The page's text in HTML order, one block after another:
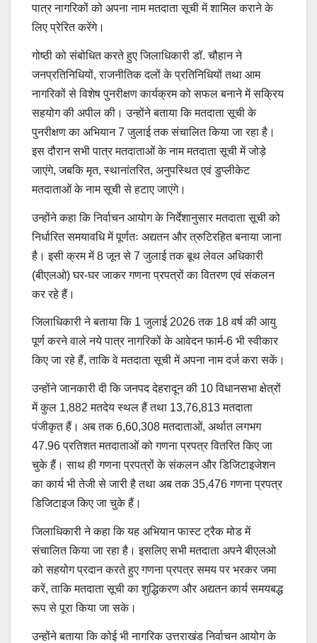
पात्र नागरिकों को अपना नाम मतदाता सूची में शामिल कराने के
लिए प्रेरित करेंगे।
गोष्ठी को संबोधित करते हुए जिलाधिकारी डॉ. चौहान ने
जनप्रतिनिधियों, राजनीतिक दलों के प्रतिनिधियों तथा आम
नागरिकों से विशेष पुनरीक्षण कार्यक्रम को सफल बनाने में सक्रिय
सहयोग की अपील की। उन्होंने बताया कि मतदाता सूची के
पुनरीक्षण का अभियान 7 जुलाई तक संचालित किया जा रहा है।
इस दौरान सभी पात्र मतदाताओं के नाम मतदाता सूची में जोड़े
जाएंगे, जबकि मृत, स्थानांतरित, अनुपस्थित एवं डुप्लीकेट
मतदाताओं के नाम सूची से हटाए जाएंगे।
उन्होंने कहा कि निर्वाचन आयोग के निर्देशानुसार मतदाता सूची को
निर्धारित समयावधि में पूर्णतः अद्यतन और त्रुटिरहित बनाया जाना
है। इसी क्रम में 8 जून से 7 जुलाई तक बूथ लेवल अधिकारी
(बीएलओ) घर-घर जाकर गणना प्रपत्रों का वितरण एवं संकलन
कर रहे हैं।
जिलाधिकारी ने बताया कि 1 जुलाई 2026 तक 18 वर्ष की आयु
पूर्ण करने वाले नये पात्र नागरिकों के आवेदन फार्म-6 भी स्वीकार
किए जा रहे हैं, ताकि वे मतदाता सूची में अपना नाम दर्ज करा सकें।
उन्होंने जानकारी दी कि जनपद देहरादून की 10 विधानसभा क्षेत्रों
में कुल 1,882 मतदेय स्थल हैं तथा 13,76,813 मतदाता
पंजीकृत हैं। अब तक 6,60,308 मतदाताओं, अर्थात लगभग
47.96 प्रतिशत मतदाताओं को गणना प्रपत्र वितरित किए जा
चुके हैं। साथ ही गणना प्रपत्रों के संकलन और डिजिटाइजेशन
का कार्य भी तेजी से जारी है तथा अब तक 35,476 गणना प्रपत्र
डिजिटाइज किए जा चुके हैं।
जिलाधिकारी ने कहा कि यह अभियान फास्ट ट्रैक मोड में
संचालित किया जा रहा है। इसलिए सभी मतदाता अपने बीएलओ
को सहयोग प्रदान करते हुए गणना प्रपत्र समय पर भरकर जमा
करें, ताकि मतदाता सूची का शुद्धिकरण और अद्यतन कार्य समयबद्ध
रूप से पूरा किया जा सके।
उन्होंने बताया कि कोई भी नागरिक उत्तराखंड निर्वाचन आयोग के